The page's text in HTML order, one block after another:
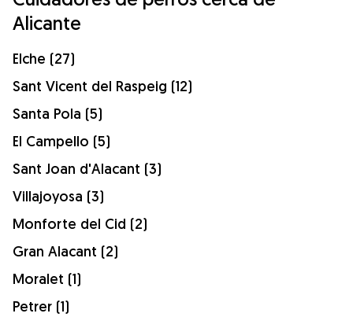
Alicante
Elche (27)
Sant Vicent del Raspeig (12)
Santa Pola (5)
El Campello (5)
Sant Joan d'Alacant (3)
Villajoyosa (3)
Monforte del Cid (2)
Gran Alacant (2)
Moralet (1)
Petrer (1)